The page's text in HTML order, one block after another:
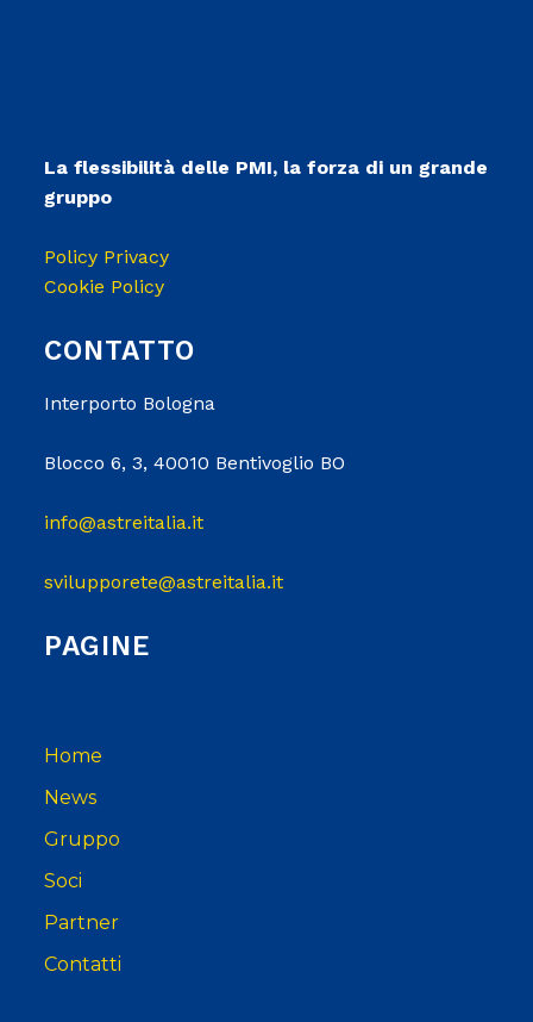
La flessibilità delle PMI, la forza di un grande
gruppo
Policy Privacy
Cookie Policy
CONTATTO
Interporto Bologna
Blocco 6, 3, 40010 Bentivoglio BO
info@astreitalia.it
svilupporete@astreitalia.it
PAGINE
Home
News
Gruppo
Soci
Partner
Contatti